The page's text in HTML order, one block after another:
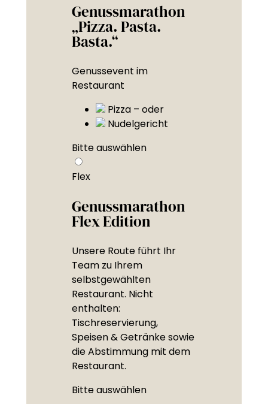
Genussmarathon
„Pizza. Pasta.
Basta.“
Genussevent im
Restaurant
Pizza – oder
Nudelgericht
Bitte auswählen
Flex
Genussmarathon
Flex Edition
Unsere Route führt Ihr
Team zu Ihrem
selbstgewählten
Restaurant. Nicht
enthalten:
Tischreservierung,
Speisen & Getränke sowie
die Abstimmung mit dem
Restaurant.
Bitte auswählen